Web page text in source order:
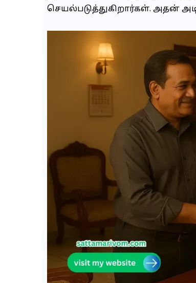
செயல்படுத்துகிறார்கள். அதன்